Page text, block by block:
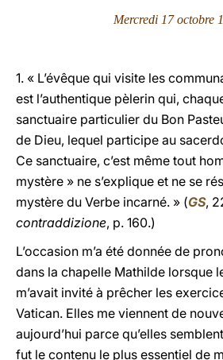
Mercredi 17 octobre
1. « L’évêque qui visite les
est l’authentique pèlerin qui,
sanctuaire particulier du Bon
de Dieu, lequel participe au
Ce sanctuaire, c’est même tout
mystère » ne s’explique et ne se
mystère du Verbe incarné. » (GS,
contraddizione, p. 160.)
L’occasion m’a été donnée de
dans la chapelle Mathilde lorsque
m’avait invité à prêcher les
Vatican. Elles me viennent de
aujourd’hui parce qu’elles
fut le contenu le plus essentiel de